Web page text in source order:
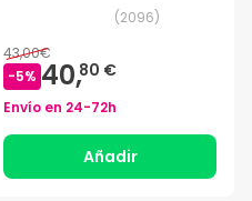
(2096)
43,00€
-5% 40,80 €
Envío en 24-72h
Añadir